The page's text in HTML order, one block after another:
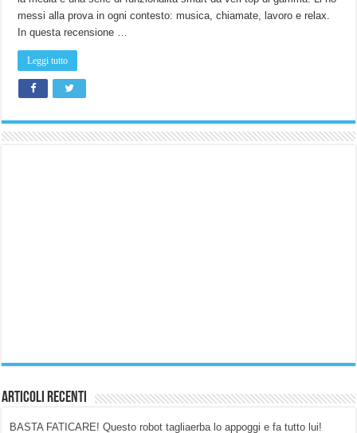
messi alla prova in ogni contesto: musica, chiamate, lavoro e relax.
In questa recensione …
Leggi tutto
Articoli Recenti
BASTA FATICARE! Questo robot tagliaerba lo appoggi e fa tutto lui!